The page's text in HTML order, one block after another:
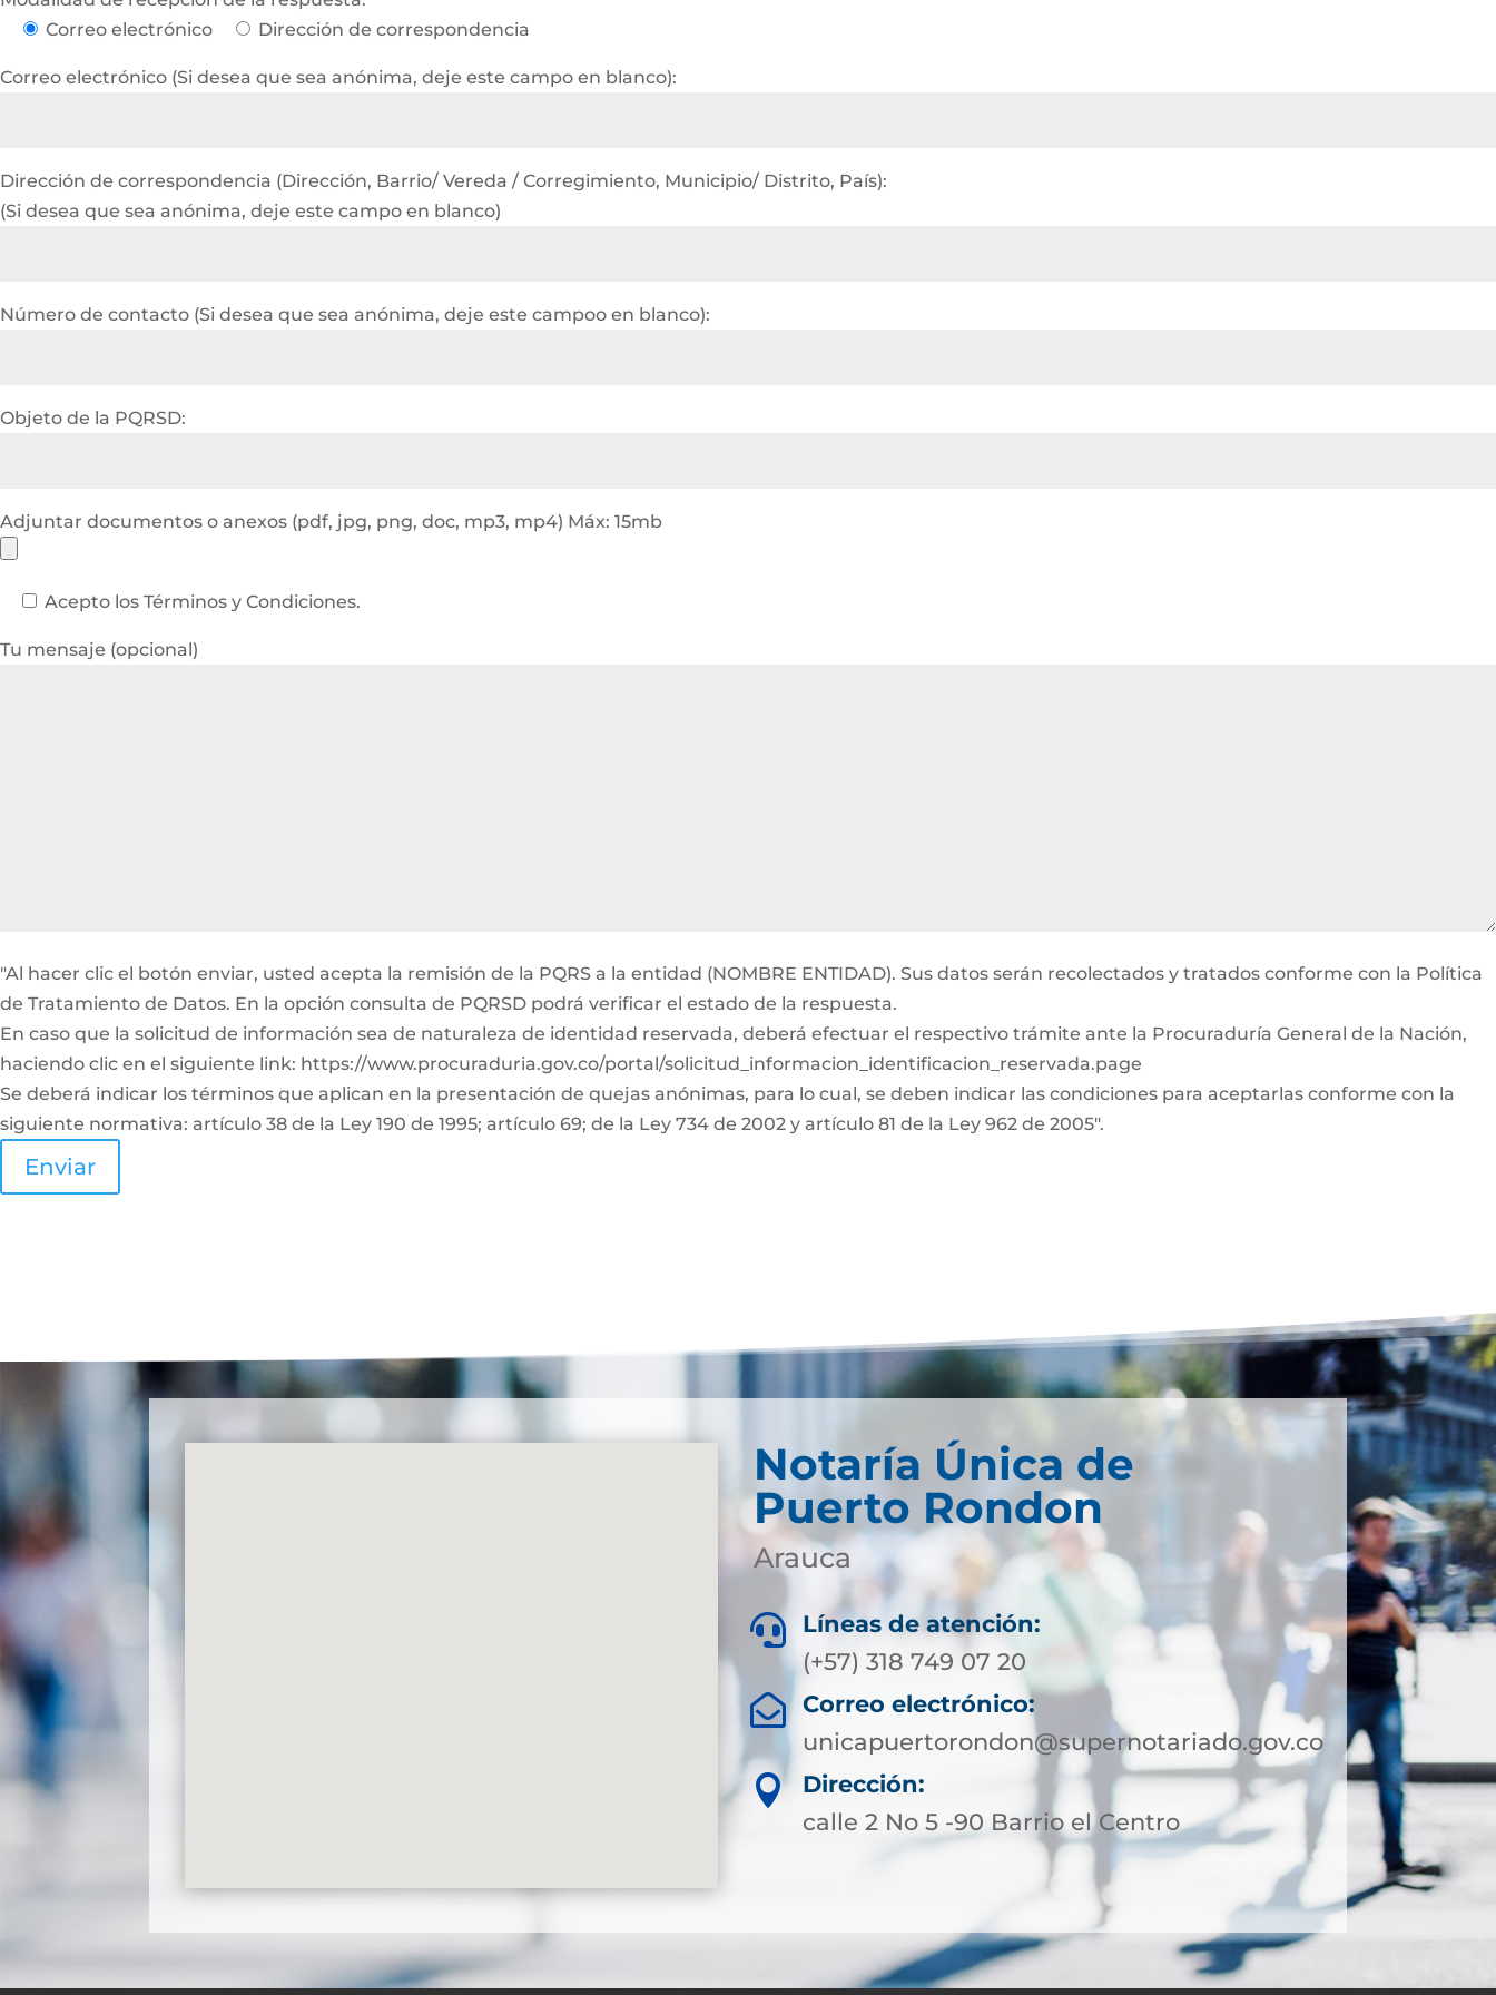
Correo electrónico
Dirección de correspondencia
Correo electrónico (Si desea que sea anónima, deje este campo en blanco):
Dirección de correspondencia (Dirección, Barrio/ Vereda / Corregimiento, Municipio/ Distrito, País):
(Si desea que sea anónima, deje este campo en blanco)
Número de contacto (Si desea que sea anónima, deje este campoo en blanco):
Objeto de la PQRSD:
Adjuntar documentos o anexos (pdf, jpg, png, doc, mp3, mp4) Máx: 15mb
Acepto los Términos y Condiciones.
Tu mensaje (opcional)
"Al hacer clic el botón enviar, usted acepta la remisión de la PQRS a la entidad (NOMBRE ENTIDAD). Sus datos serán recolectados y tratados conforme con la Política
de Tratamiento de Datos. En la opción consulta de PQRSD podrá verificar el estado de la respuesta.
En caso que la solicitud de información sea de naturaleza de identidad reservada, deberá efectuar el respectivo trámite ante la Procuraduría General de la Nación,
haciendo clic en el siguiente link: https://www.procuraduria.gov.co/portal/solicitud_informacion_identificacion_reservada.page
Se deberá indicar los términos que aplican en la presentación de quejas anónimas, para lo cual, se deben indicar las condiciones para aceptarlas conforme con la
siguiente normativa: artículo 38 de la Ley 190 de 1995; artículo 69; de la Ley 734 de 2002 y artículo 81 de la Ley 962 de 2005".
Enviar
Notaría Única de
Puerto Rondon
Arauca

Líneas de atención:
(+57) 318 749 07 20

Correo electrónico:
unicapuertorondon@supernotariado.gov.co

Dirección:
calle 2 No 5 -90 Barrio el Centro